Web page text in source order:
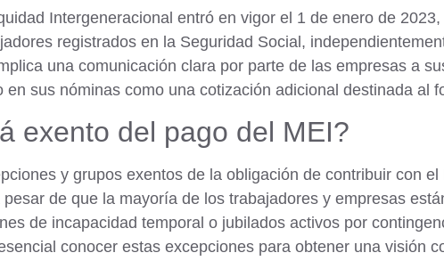
Intergeneracional entró en vigor el 1 de enero de
registrados en la Seguridad Social,
una comunicación clara por parte de las empresas a
en sus nóminas como una cotización adicional destinada al
exento del pago del MEI?
y grupos exentos de la obligación de contribuir con
de que la mayoría de los trabajadores y empresas
de incapacidad temporal o jubilados activos por
conocer estas excepciones para obtener una visión